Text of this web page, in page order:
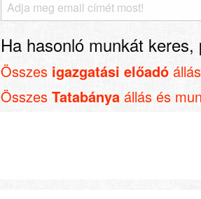
Ha hasonló munkát
Összes igazgatási előadó
Összes Tatabánya állás és